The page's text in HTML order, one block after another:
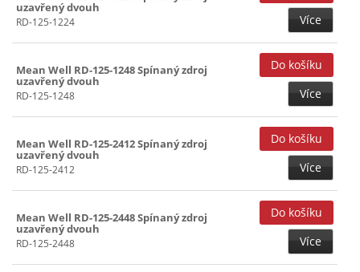
uzavřený dvouh
RD-125-1224 Více
Mean Well RD-125-1248 Spínaný zdroj
uzavřený dvouh
RD-125-1248 Více
Mean Well RD-125-2412 Spínaný zdroj
uzavřený dvouh
RD-125-2412 Více
Mean Well RD-125-2448 Spínaný zdroj
uzavřený dvouh
RD-125-2448 Více